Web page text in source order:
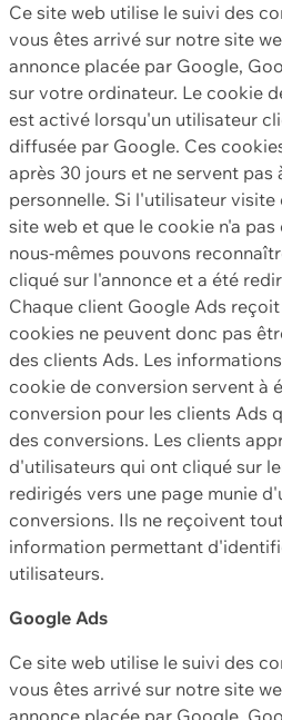
Ce site web utilise le suivi des
vous êtes arrivé sur notre site
annonce placée par Google,
sur votre ordinateur. Le cookie
est activé lorsqu'un utilisateur
diffusée par Google. Ces
après 30 jours et ne servent
personnelle. Si l'utilisateur
site web et que le cookie n'a
nous-mêmes pouvons
cliqué sur l'annonce et a été
Chaque client Google Ads
cookies ne peuvent donc pas
des clients Ads. Les
cookie de conversion servent à
conversion pour les clients Ads
des conversions. Les clients
d'utilisateurs qui ont cliqué sur
redirigés vers une page munie
conversions. Ils ne reçoivent
information permettant
utilisateurs.
Google Ads
Ce site web utilise le suivi des
vous êtes arrivé sur notre site